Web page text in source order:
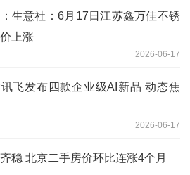
生意社：6月17日江苏鑫万佳不锈
上涨
2026-06-17
飞发布四款企业级AI新品 动态焦
2026-06-17
稳 北京二手房价环比连涨4个月